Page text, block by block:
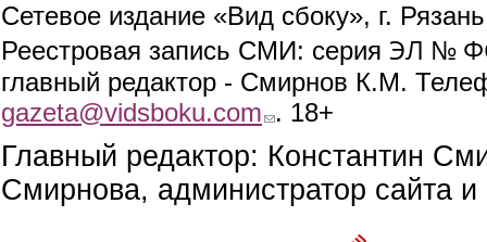
Сетевое издание «Вид сбоку», г.
Реестровая запись СМИ: серия ЭЛ №
главный редактор - Смирнов К.М.
gazeta@vidsboku.com (link sends e-mail)
. 18+
Главный редактор: Константин
Смирнова, администратор сайта